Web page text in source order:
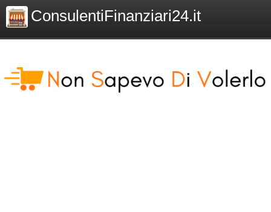
ConsulentiFinanziari24.it